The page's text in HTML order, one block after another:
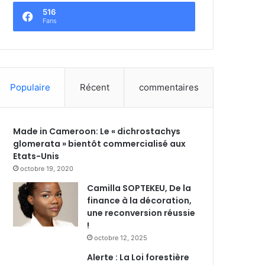
516
Fans
Populaire Récent commentaires
Made in Cameroon: Le « dichrostachys
glomerata » bientôt commercialisé aux
Etats-Unis
octobre 19, 2020
Camilla SOPTEKEU, De la
finance à la décoration,
une reconversion réussie
!
octobre 12, 2025
Alerte : La Loi forestière